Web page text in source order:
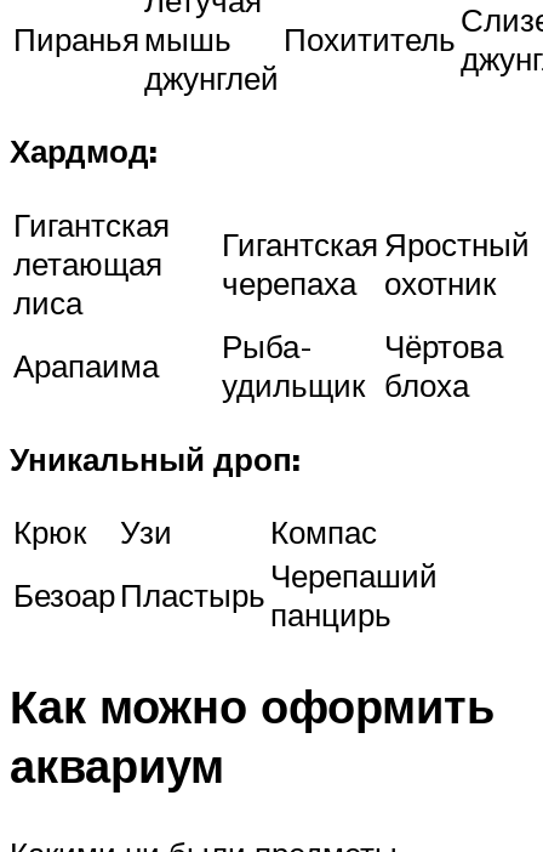
Пираньямышь
джунглей
Похититель
Хардмод:
Гигантская
летающая
лиса
Гигантская
черепаха
Яростный
охотник
Арапаима
Рыба-
удильщик
Чёртова
блоха
Уникальный дроп:
Крюк
Узи
Компас
БезоарПластырь Черепаший
панцирь
Как можно оформить
аквариум